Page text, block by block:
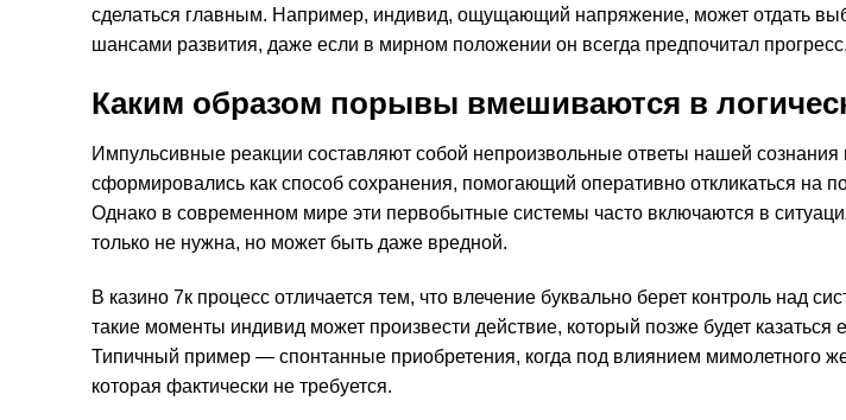
сделаться главным. Например, индивид, ощущающий напряжение, может отдать
шансами развития, даже если в мирном положении он всегда предпочитал прогресс.
Каким образом порывы вмешиваются в
Импульсивные реакции составляют собой непроизвольные ответы нашей
сформировались как способ сохранения, помогающий оперативно откликаться на
Однако в современном мире эти первобытные системы часто включаются в
только не нужна, но может быть даже вредной.
В казино 7к процесс отличается тем, что влечение буквально берет контроль над
такие моменты индивид может произвести действие, который позже будет
Типичный пример — спонтанные приобретения, когда под влиянием мимолетного
которая фактически не требуется.